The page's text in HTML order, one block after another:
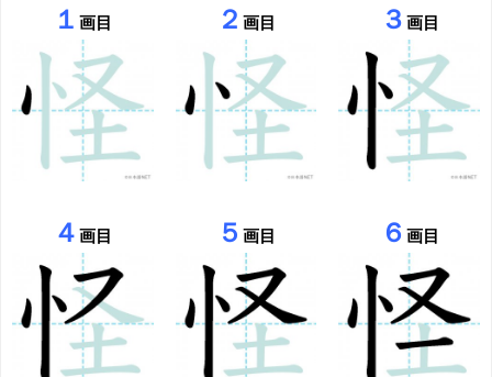
１画目 ２ 画目 ３ 画目
４画目 ５ 画目 ６ 画目